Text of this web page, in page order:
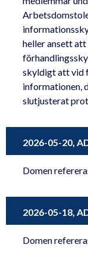
heller ansett
skyldigt att vid
informationen,
slutjusterat
2026-05-20,
Domen
2026-05-18,
Domen